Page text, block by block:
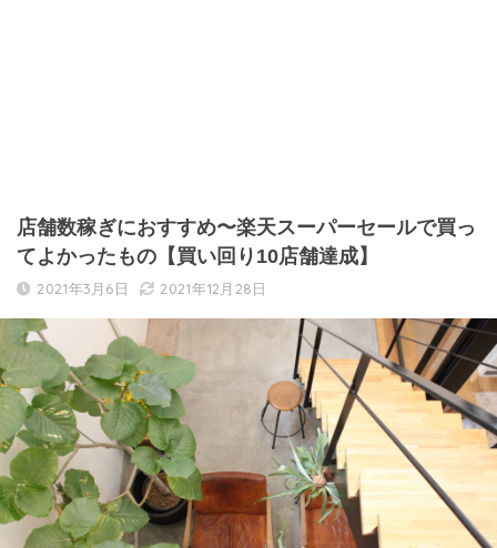
店舗数稼ぎにおすすめ〜楽天スーパーセールで買っ
てよかったもの【買い回り10店舗達成】
2021年3月6日 2021年12月28日